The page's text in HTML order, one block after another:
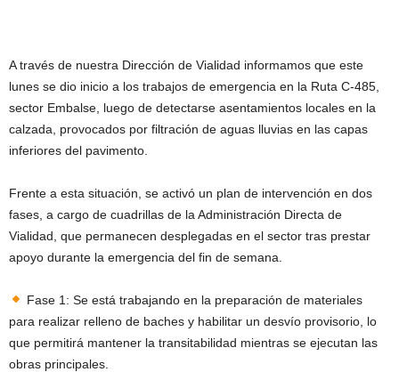
A través de nuestra Dirección de Vialidad informamos que este
lunes se dio inicio a los trabajos de emergencia en la Ruta C-485,
sector Embalse, luego de detectarse asentamientos locales en la
calzada, provocados por filtración de aguas lluvias en las capas
inferiores del pavimento.
Frente a esta situación, se activó un plan de intervención en dos
fases, a cargo de cuadrillas de la Administración Directa de
Vialidad, que permanecen desplegadas en el sector tras prestar
apoyo durante la emergencia del fin de semana.
Fase 1: Se está trabajando en la preparación de materiales
para realizar relleno de baches y habilitar un desvío provisorio, lo
que permitirá mantener la transitabilidad mientras se ejecutan las
obras principales.